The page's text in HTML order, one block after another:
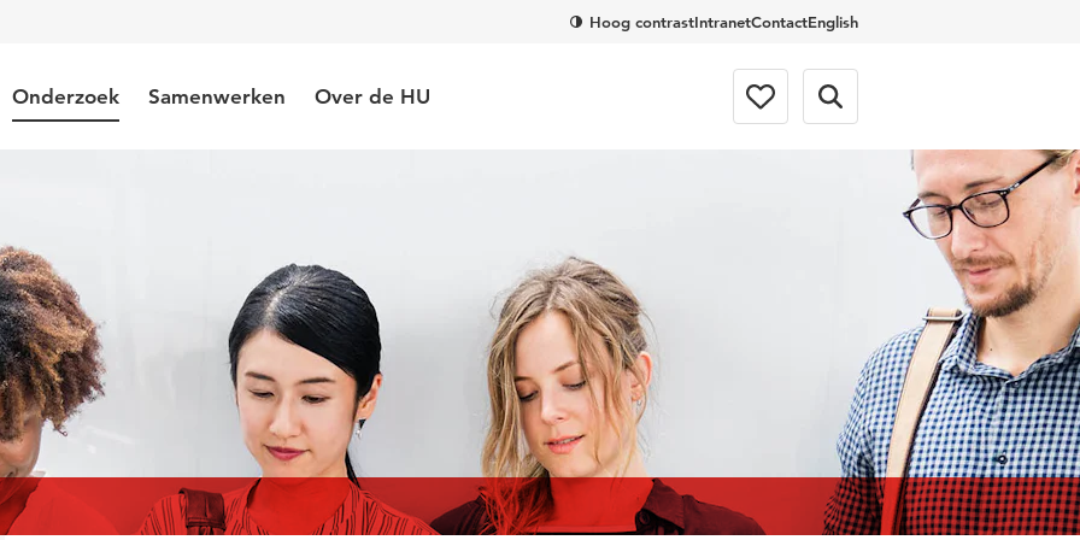
Hoog contrastIntranetContactEnglish
Onderzoek Samenwerken Over de HU